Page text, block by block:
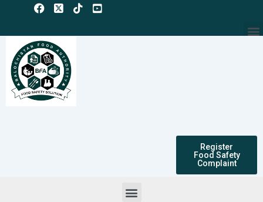
content
Register
Food Safety
Complaint
Menu